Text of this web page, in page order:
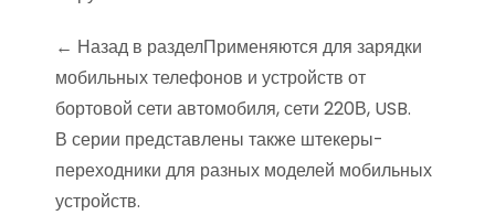
← Назад в разделПрименяются для зарядки
мобильных телефонов и устройств от
бортовой сети автомобиля, сети 220В, USB.
В серии представлены также штекеры-
переходники для разных моделей мобильных
устройств.